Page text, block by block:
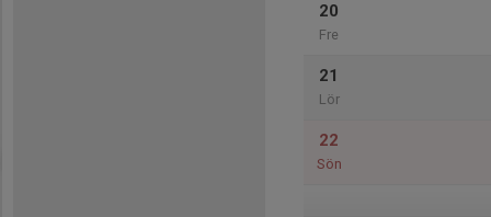
20
Fre
21
Lör
22
Sön